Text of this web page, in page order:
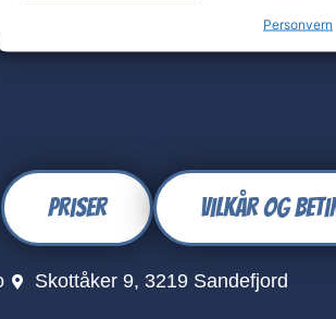
Personvern
Priser Vilkår og
Skottåker 9, 3219 Sandefjord